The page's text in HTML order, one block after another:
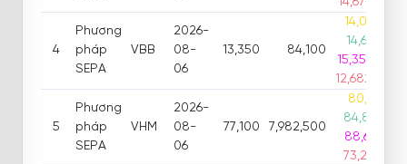
4
Phương
pháp
SEPA
VBB
2026-
08-
06
13,350 84,100
12,682.5(-
5
Phương
pháp
SEPA
VHM
2026-
08-
06
77,100 7,982,500
73,245(-